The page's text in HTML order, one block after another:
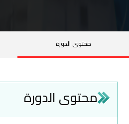
محتوى الدورة
محتوى الدورة